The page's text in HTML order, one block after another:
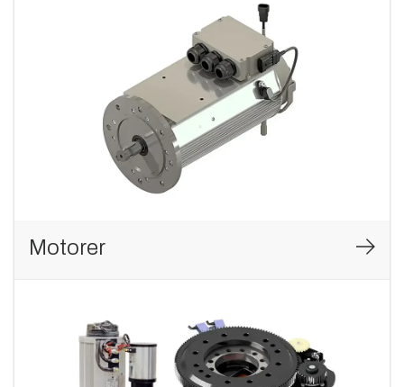
Motorer